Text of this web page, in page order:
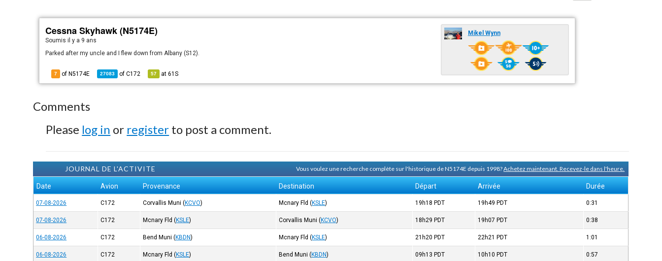
Cessna Skyhawk (N5174E)
Soumisil y a 9 ans
Parked after my uncle and I flew down from Albany (S12).
7 of N5174E 27083 ofC172 57 at61S
Mikel Wynn
Comments
Please log in or register to post a comment.
JOURNAL DE L'ACTIVITE Vous voulez une recherche complète sur l'historique de N5174E depuis 1998?Achetez maintenant. Recevez-le dans l'heure.
Date Avion Provenance Destination Départ Arrivée Durée
07-08-2026 C172 Corvallis Muni (KCVO) Mcnary Fld (KSLE) 19h18 PDT 19h49 PDT 0:31
07-08-2026 C172 Mcnary Fld (KSLE) Corvallis Muni (KCVO) 18h29 PDT 19h07 PDT 0:38
06-08-2026 C172 Bend Muni (KBDN) Mcnary Fld (KSLE) 21h20 PDT 22h21 PDT 1:01
06-08-2026 C172 Mcnary Fld (KSLE) Bend Muni (KBDN) 09h13 PDT 10h10 PDT 0:57